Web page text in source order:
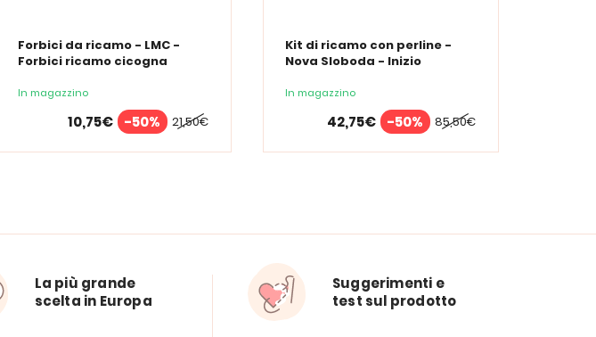
Forbici da ricamo - LMC -
Forbici ricamo cicogna
In magazzino
21,50€
10,75€ -50%
Kit di ricamo con perline -
Nova Sloboda - Inizio
In magazzino
85,50€
42,75€ -50%
La più grande
scelta in Europa
Suggerimenti e
test sul prodotto